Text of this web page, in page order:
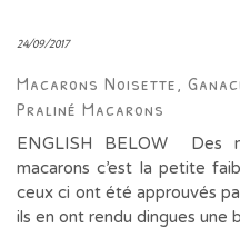
24/09/2017
Macarons Noisette,
Praliné Macarons
ENGLISH BELOW Des
macarons c’est la petite
ceux ci ont été approuvés
ils en ont rendu dingues une